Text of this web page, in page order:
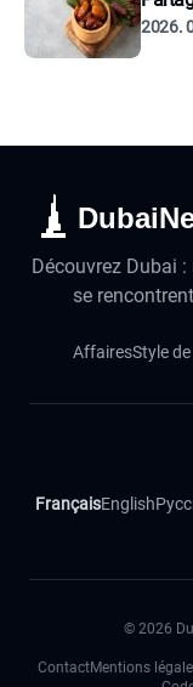
2026.
Découvrez Dubai
se
AffairesStyle de
FrançaisEnglish
© 2026
ContactMentions